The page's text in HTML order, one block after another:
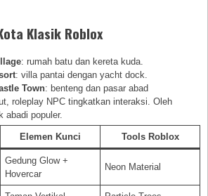
Klasik Roblox
: rumah batu dan kereta kuda.
: villa pantai dengan yacht dock.
Town: benteng dan pasar abad
roleplay NPC tingkatkan interaksi. Oleh
abadi populer.
Elemen Kunci Tools Roblox
Gedung Glow +
Hovercar
Neon Material